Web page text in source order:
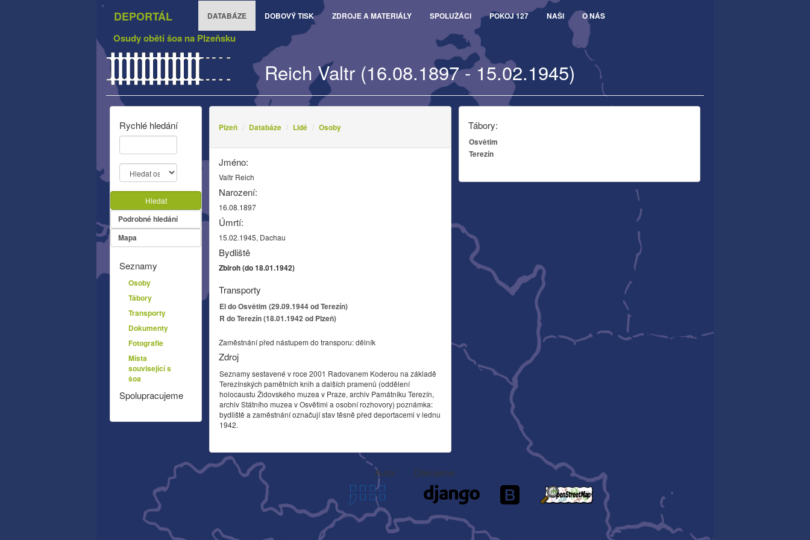
DEPORTÁL DATABÁZE DOBOVÝ TISK ZDROJE A MATERIÁLY SPOLUŽÁCI POKOJ 127 NAŠI O NÁS
Osudy obětí šoa na Plzeňsku
Reich Valtr (16.08.1897 - 15.02.1945)
Tábory:
Osvětim
Terezín
Plzeň Databáze Lidé Osoby
Jméno:
Valtr Reich
Narození:
16.08.1897
Úmrtí:
15.02.1945, Dachau
Bydliště
Zbiroh (do 18.01.1942)
Transporty
El do Osvětim (29.09.1944 od Terezín)
R do Terezín (18.01.1942 od Plzeň)
Zaměstnání před nástupem do transporu: dělník
Zdroj
Seznamy sestavené v roce 2001 Radovanem Koderou na základě
Terezínských pamětních knih a dalších pramenů (oddělení
holocaustu Židovského muzea v Praze, archiv Památníku Terezín,
archiv Státního muzea v Osvětimi a osobní rozhovory) poznámka:
bydliště a zaměstnání označují stav těsně před deportacemi v lednu
1942.
Rychlé hledání
Hledat
Podrobné hledání
Mapa
Seznamy
Osoby
Tábory
Transporty
Dokumenty
Fotografie
Místa
související s
šoa
Spolupracujeme
Autor Děkujeme